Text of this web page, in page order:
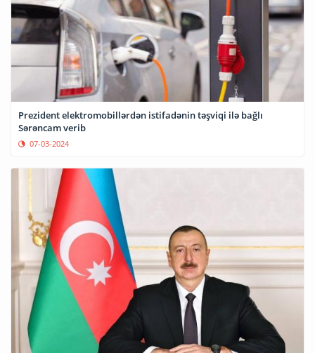
Prezident elektromobillərdən istifadənin təşviqi ilə bağlı
Sərəncam verib
07-03-2024